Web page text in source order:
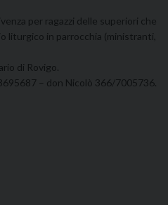
per ragazzi delle superiori che
liturgico in parrocchia (ministranti,
di Rovigo.
– don Nicolò 366/7005736.